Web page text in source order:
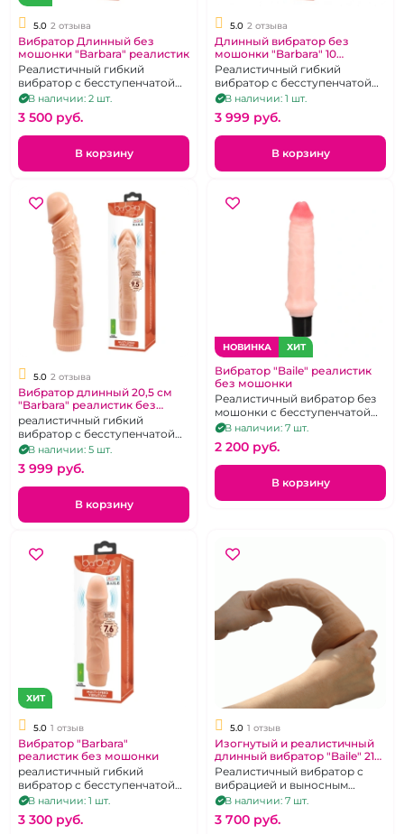
5.0 2 отзыва
Вибратор Длинный без
мошонки "Barbara" реалистик
Реалистичный гибкий
вибратор с бесступенчатой
регулировкой интенсивности
В наличии: 2 шт.
3 500 pуб.
В корзину
5.0 2 отзыва
Длинный вибратор без
мошонки "Barbara" 10
реалистик
Реалистичный гибкий
вибратор с бесступенчатой
регулировкой интенсивности
В наличии: 1 шт.
3 999 pуб.
В корзину
5.0 2 отзыва
Вибратор длинный 20,5 см
"Barbara" реалистик без
мошонки
реалистичный гибкий
вибратор с бесступенчатой
регулировкой интенсивности
В наличии: 5 шт.
3 999 pуб.
В корзину
НОВИНКА ХИТ
Вибратор "Baile" реалистик
без мошонки
Реалистичный вибратор без
мошонки с бесступенчатой
регулировкой интенсивности
В наличии: 7 шт.
2 200 pуб.
В корзину
ХИТ
5.0 1 отзыв
Вибратор "Barbara"
реалистик без мошонки
реалистичный гибкий
вибратор с бесступенчатой
регулировкой интенсивности
В наличии: 1 шт.
3 300 pуб.
5.0 1 отзыв
Изогнутый и реалистичный
длинный вибратор "Baile" 21
см
Реалистичный вибратор с
вибрацией и выносным
пультом
В наличии: 7 шт.
3 700 pуб.